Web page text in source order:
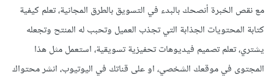
مع نقص الخبرة أنصحك بالبدء في التسويق بالطرق المجانية، تعلم كيفية
كتابة المحتويات الجذابة التي تجذب العميل وتحبب له المنتح وتجعله
يشتري، تعلم تصميم فيديوهات تحفيزية تسويقية، استعمل مثل هذا
المجتوى في موقعك الشخصي، او على قناتك في اليوتيوب، انشر محتواك